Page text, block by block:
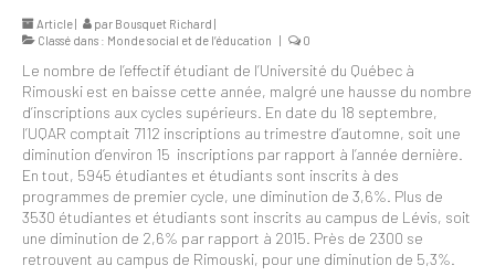
Mandats des comités
syndicaux et
institutionnels
Statuts et
règlements
Politiques
Outils de visibilité
Article | par Bousquet Richard |
Classé dans : Monde social et de l’éducation | 0
Le nombre de l’effectif étudiant de l’Université du Québec à
Rimouski est en baisse cette année, malgré une hausse du nombre
d’inscriptions aux cycles supérieurs. En date du 18 septembre,
l’UQAR comptait 7112 inscriptions au trimestre d’automne, soit une
diminution d’environ 15 inscriptions par rapport à l’année dernière.
En tout, 5945 étudiantes et étudiants sont inscrits à des
programmes de premier cycle, une diminution de 3,6%. Plus de
3530 étudiantes et étudiants sont inscrits au campus de Lévis, soit
une diminution de 2,6% par rapport à 2015. Près de 2300 se
retrouvent au campus de Rimouski, pour une diminution de 5,3%.